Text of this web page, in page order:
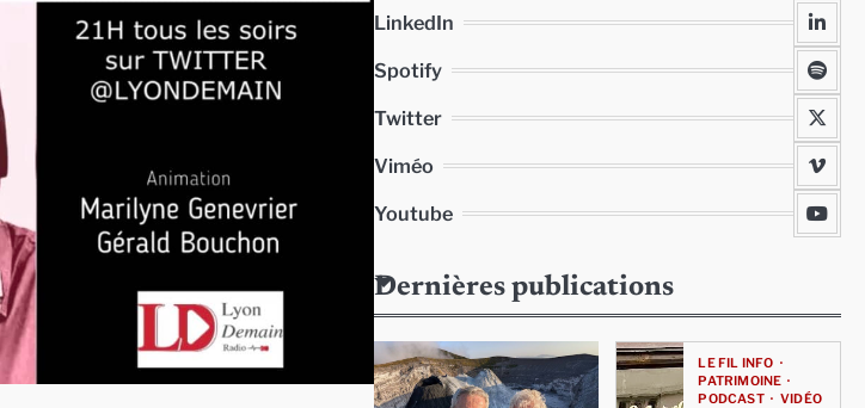
LinkedIn
Spotify
Twitter
Viméo
Youtube
Dernières publications
LE FIL INFO
PATRIMOINE
PODCAST
VIDÉO